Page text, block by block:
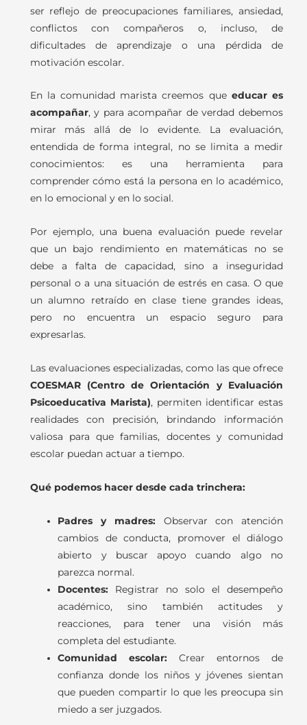
ser reflejo de preocupaciones familiares, ansiedad,
conflictos con compañeros o, incluso, de
dificultades de aprendizaje o una pérdida de
motivación escolar.
En la comunidad marista creemos que educar es
acompañar, y para acompañar de verdad debemos
mirar más allá de lo evidente. La evaluación,
entendida de forma integral, no se limita a medir
conocimientos: es una herramienta para
comprender cómo está la persona en lo académico,
en lo emocional y en lo social.
Por ejemplo, una buena evaluación puede revelar
que un bajo rendimiento en matemáticas no se
debe a falta de capacidad, sino a inseguridad
personal o a una situación de estrés en casa. O que
un alumno retraído en clase tiene grandes ideas,
pero no encuentra un espacio seguro para
expresarlas.
Las evaluaciones especializadas, como las que ofrece
COESMAR (Centro de Orientación y Evaluación
Psicoeducativa Marista), permiten identificar estas
realidades con precisión, brindando información
valiosa para que familias, docentes y comunidad
escolar puedan actuar a tiempo.
Qué podemos hacer desde cada trinchera:
Padres y madres:Observar con atención
cambios de conducta, promover el diálogo
abierto y buscar apoyo cuando algo no
parezca normal.
Docentes: Registrar no solo el desempeño
académico, sino también actitudes y
reacciones, para tener una visión más
completa del estudiante.
Comunidad escolar: Crear entornos de
confianza donde los niños y jóvenes sientan
que pueden compartir lo que les preocupa sin
miedo a ser juzgados.